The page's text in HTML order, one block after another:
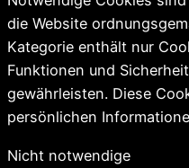
die Website
Kategorie enthält nur
Funktionen und
gewährleisten. Diese
persönlichen
Nicht notwendige